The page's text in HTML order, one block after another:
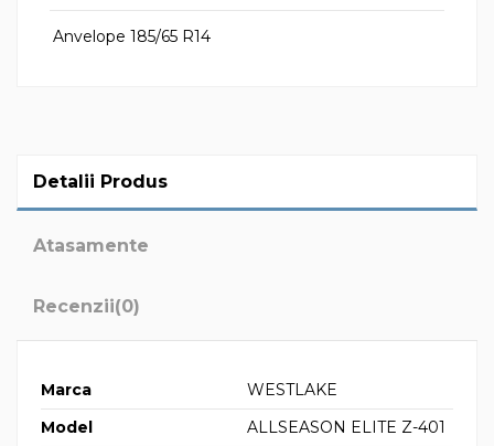
Anvelope 185/65 R14
Detalii Produs
Atasamente
Recenzii(0)
Marca
WESTLAKE
Model
ALLSEASON ELITE Z-401